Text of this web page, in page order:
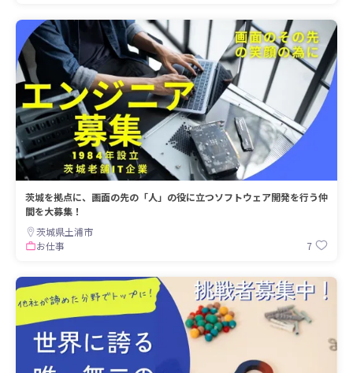
茨城を拠点に、画面の先の「人」の役に立つソフトウェア開発を行う仲
間を大募集！
茨城県土浦市
お仕事
7